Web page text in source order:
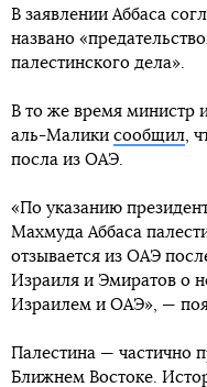
В заявлении Аббаса
названо
палестинского дела».
В то же время министр
аль-Малики сообщил ,
посла из ОАЭ.
«По указанию
Махмуда Аббаса
отзывается из ОАЭ
Израиля и Эмиратов о
Израилем и ОАЭ», —
Палестина — частично
Ближнем Востоке.